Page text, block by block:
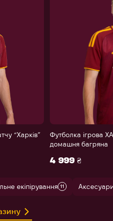
“Харків”
Футболка ігрова
домашня багряна
4 999 ₴
екіпірування 11